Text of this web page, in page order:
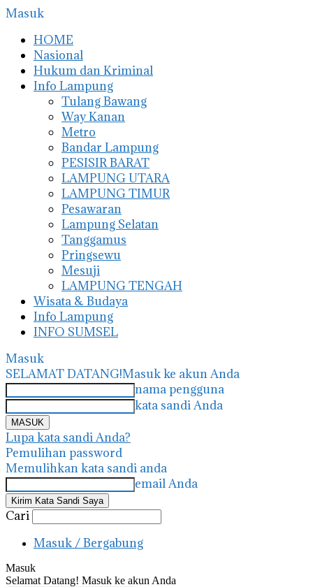
Masuk
HOME
Nasional
Hukum dan Kriminal
Info Lampung
Tulang Bawang
Way Kanan
Metro
Bandar Lampung
PESISIR BARAT
LAMPUNG UTARA
LAMPUNG TIMUR
Pesawaran
Lampung Selatan
Tanggamus
Pringsewu
Mesuji
LAMPUNG TENGAH
Wisata & Budaya
Info Lampung
INFO SUMSEL
Masuk
SELAMAT DATANG!Masuk ke akun Anda
nama pengguna
kata sandi Anda
Lupa kata sandi Anda?
Pemulihan password
Memulihkan kata sandi anda
email Anda
Cari
Masuk / Bergabung
Masuk
Selamat Datang! Masuk ke akun Anda